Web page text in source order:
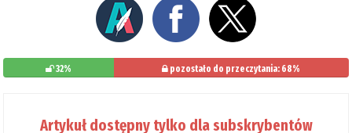
32% pozostało do przeczytania: 68%
Artykuł dostępny tylko dla subskrybentów